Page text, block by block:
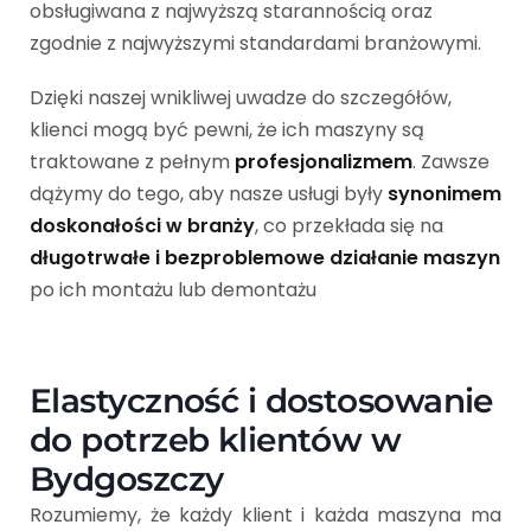
obsługiwana z najwyższą starannością oraz
zgodnie z najwyższymi standardami branżowymi.
Dzięki naszej wnikliwej uwadze do szczegółów,
klienci mogą być pewni, że ich maszyny są
traktowane z pełnym profesjonalizmem. Zawsze
dążymy do tego, aby nasze usługi były synonimem
doskonałości w branży, co przekłada się na
długotrwałe i bezproblemowe działanie maszyn
po ich montażu lub demontażu
Elastyczność i dostosowanie
do potrzeb klientów w
Bydgoszczy
Rozumiemy, że każdy klient i każda maszyna ma